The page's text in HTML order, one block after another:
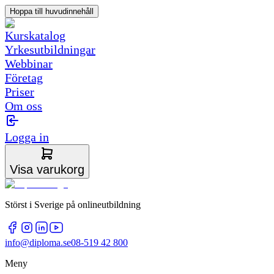
Hoppa till huvudinnehåll
Kurskatalog
Yrkesutbildningar
Webbinar
Företag
Priser
Om oss
Logga in
Visa varukorg
Störst i Sverige på onlineutbildning
info@diploma.se08-519 42 800
Meny